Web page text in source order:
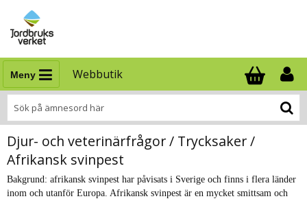
Meny Webbutik
Antal i
.
Djur- och veterinärfrågor / Trycksaker /
Afrikansk svinpest
Bakgrund: afrikansk svinpest har påvisats i Sverige och finns i flera länder
inom och utanför Europa. Afrikansk svinpest är en mycket smittsam och